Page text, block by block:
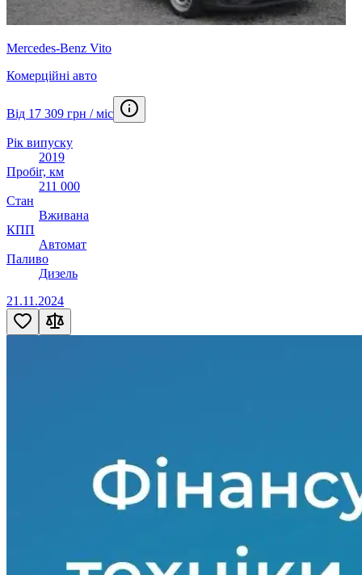
Mercedes-Benz Vito
Комерційні авто
Від 17 309 грн / міс
Рік випуску
2019
Пробіг, км
211 000
Стан
Вживана
КПП
Автомат
Паливо
Дизель
21.11.2024